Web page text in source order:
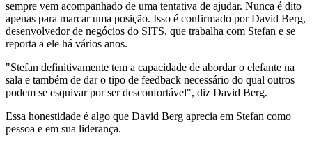
sempre vem acompanhado de uma tentativa de ajudar. Nunca é dito
apenas para marcar uma posição. Isso é confirmado por David Berg,
desenvolvedor de negócios do SITS, que trabalha com Stefan e se
reporta a ele há vários anos.
"Stefan definitivamente tem a capacidade de abordar o elefante na
sala e também de dar o tipo de feedback necessário do qual outros
podem se esquivar por ser desconfortável", diz David Berg.
Essa honestidade é algo que David Berg aprecia em Stefan como
pessoa e em sua liderança.